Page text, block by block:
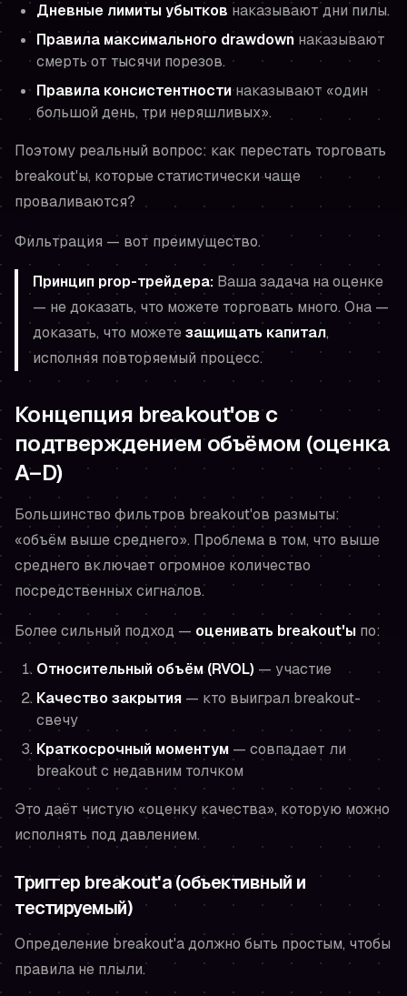
Дневные лимиты убытков наказывают дни пилы.
Правила максимального drawdown наказывают
смерть от тысячи порезов.
Правила консистентностинаказывают «один
большой день, три неряшливых».
Поэтому реальный вопрос: как перестать торговать
breakout'ы, которые статистически чаще
проваливаются?
Фильтрация — вот преимущество.
Принцип prop-трейдера: Ваша задача на оценке
— не доказать, что можете торговать много. Она —
доказать, что можетезащищать капитал,
исполняя повторяемый процесс.
Концепция breakout'ов с
подтверждением объёмом (оценка
A–D)
Большинство фильтров breakout'ов размыты:
«объём выше среднего». Проблема в том, что выше
среднего включает огромное количество
посредственных сигналов.
Более сильный подход — оценивать breakout'ы по:
Относительный объём (RVOL) — участие
Качество закрытия — кто выиграл breakout-
свечу
Краткосрочный моментум — совпадает ли
breakout с недавним толчком
Это даёт чистую «оценку качества», которую можно
исполнять под давлением.
Триггер breakout'а (объективный и
тестируемый)
Определение breakout'а должно быть простым, чтобы
правила не плыли.